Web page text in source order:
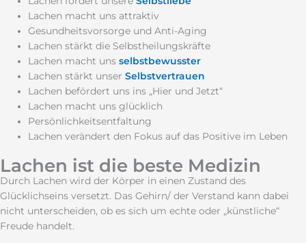
Lachen macht uns attraktiv
Gesundheitsvorsorge und Anti-Aging
Lachen stärkt die Selbstheilungskräfte
Lachen macht unsselbstbewusster
Lachen stärkt unserSelbstvertrauen
Lachen befördert uns ins „Hier und Jetzt“
Lachen macht uns glücklich
Persönlichkeitsentfaltung
Lachen verändert den Fokus auf das Positive im Leben
Lachen ist die beste Medizin
Durch Lachen wird der Körper in einen Zustand des
Glücklichseins versetzt. Das Gehirn/ der Verstand kann dabei
nicht unterscheiden, ob es sich um echte oder „künstliche“
Freude handelt.